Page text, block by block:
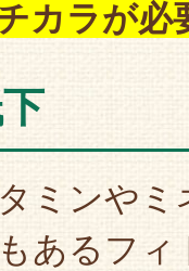
カラが必
ミンや
あるフ